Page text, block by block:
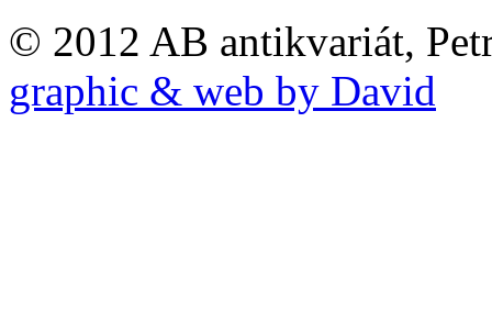
© 2012 AB antikvariát,
graphic & web by David